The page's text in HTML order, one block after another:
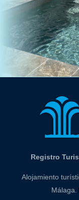
Registro
Alojamiento
Málaga.